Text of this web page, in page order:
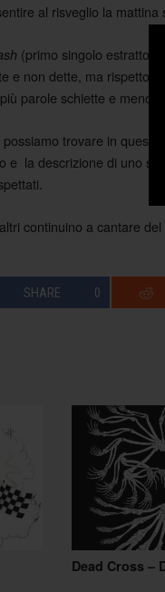
al risveglio la
(primo singolo estratto)
e non dette, ma rispetto
parole schiette e meno
trovare in
e la descrizione di uno
continuino a cantare
SHARE 0
Dead Cross –